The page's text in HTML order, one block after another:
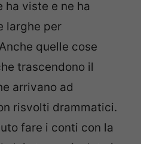
ha viste e ne ha
larghe per
quelle cose
trascendono il
arrivano ad
risvolti drammatici.
fare i conti con la